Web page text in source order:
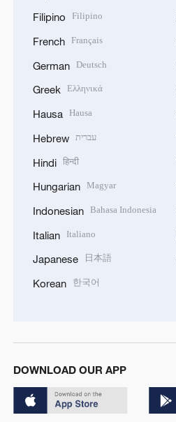
Filipino Filipino
French Français
German Deutsch
Greek Ελληνικά
Hausa Hausa
Hebrew עברית
Hindi हिन्दी
Hungarian Magyar
Indonesian Bahasa Indonesia
Italian Italiano
Japanese 日本語
Korean 한국어
DOWNLOAD OUR APP